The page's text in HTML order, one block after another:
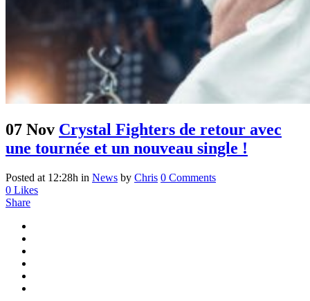
07 Nov Crystal Fighters de retour avec
une tournée et un nouveau single !
Posted at 12:28h in News by Chris 0 Comments
0 Likes
Share